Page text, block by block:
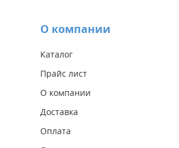
О компании
Каталог
Прайс лист
О компании
Доставка
Оплата